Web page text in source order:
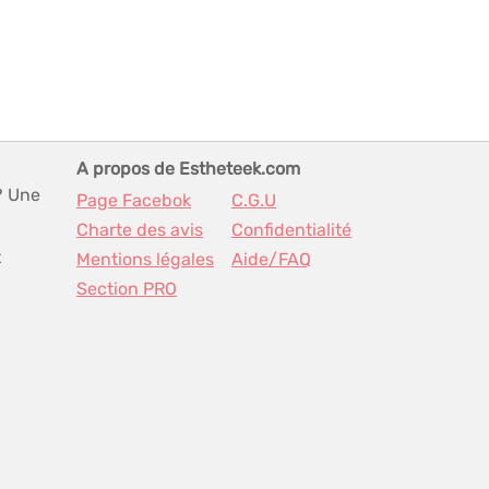
Une
A propos de Estheteek.com
Page Facebok
C.G.U
Charte des avis
Confidentialité
Mentions légales
Aide/FAQ
Section PRO